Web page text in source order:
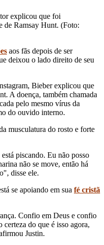
explicou que foi
de Ramsay Hunt. (Foto:
aos fãs depois de ser
deixou o lado direito de seu
Bieber explicou que
A doença, também chamada
pelo mesmo vírus da
do ouvido interno.
musculatura do rosto e forte
piscando. Eu não posso
não se move, então há
disse ele.
se apoiando em sua fé cristã
Confio em Deus e confio
do que é isso agora,
Justin.